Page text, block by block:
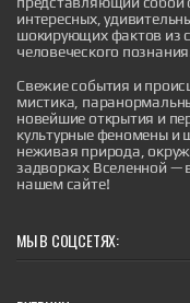
От мамонтов до
исполинов
От мамонтов до
древней Европы
naked-science.ru | 5
интересных,
шокирующих фактов из
человеческого
Свежие события и
мистика,
новейшие открытия и
культурные феномены и
неживая природа,
задворках Вселенной —
нашем сайте!
МЫ В СОЦСЕТЯХ: